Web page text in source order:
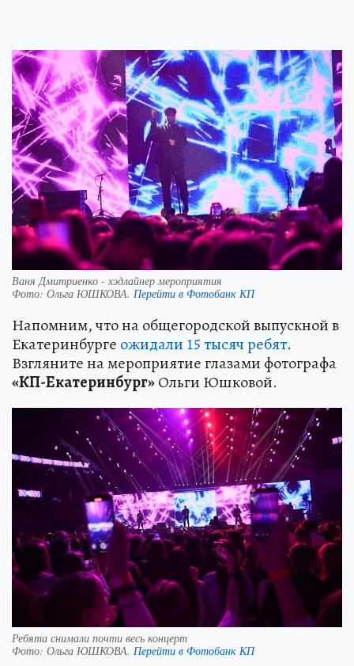
Ваня Дмитриенко - хэдлайнер мероприятия
Фото: Ольга ЮШКОВА. Перейти в Фотобанк КП
Напомним, что на общегородской выпускной в
Екатеринбурге ожидали 15 тысяч ребят.
Взгляните на мероприятие глазами фотографа
«КП-Екатеринбург»Ольги Юшковой.
Ребята снимали почти весь концерт
Фото: Ольга ЮШКОВА. Перейти в Фотобанк КП